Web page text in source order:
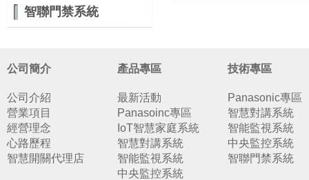
智聯門禁系統
公司簡介
公司介紹
營業項目
經營理念
心路歷程
智慧開關代理店
產品專區
最新活動
Panasoinc專區
IoT智慧家庭系統
智慧對講系統
智能監視系統
中央監控系統
技術專區
Panasonic專區
智慧對講系統
智能監視系統
中央監控系統
智聯門禁系統